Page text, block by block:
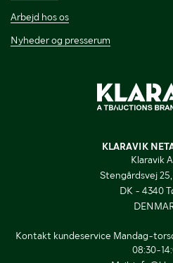
Arbejd hos os
Nyheder og presserum
KLARAVIK
Klaravik
Stengårdsvej
DK - 4340
Kontakt kundeservice Mandag-
08:30-